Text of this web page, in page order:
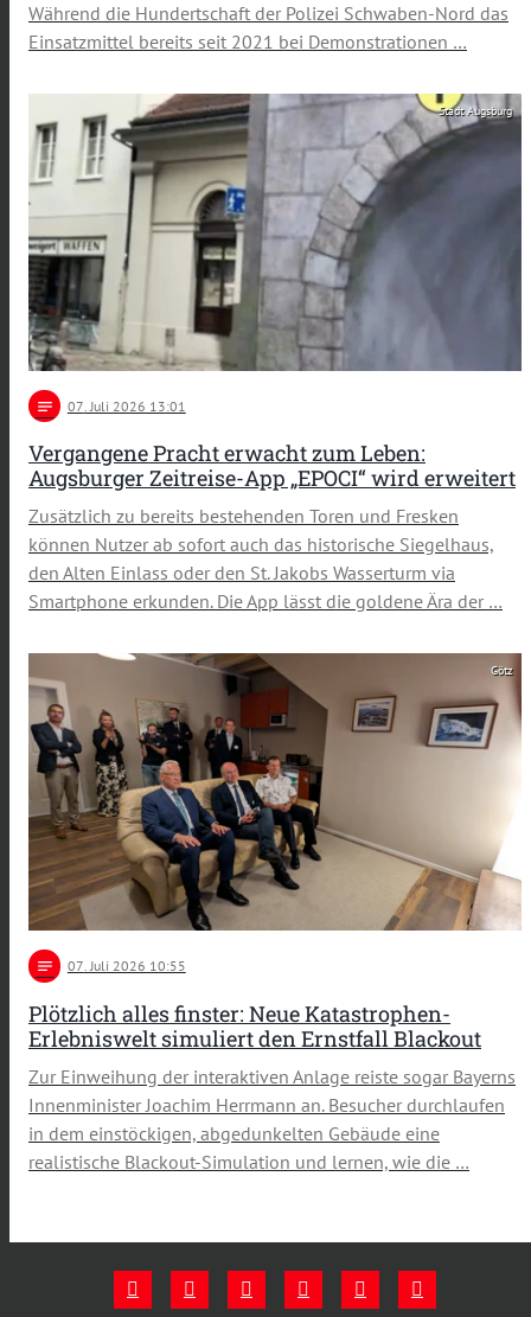
Während die Hundertschaft der Polizei Schwaben-Nord das
Einsatzmittel bereits seit 2021 bei Demonstrationen …
Stadt Augsburg
notes 07 . Juli 2026 13:01
Vergangene Pracht erwacht zum Leben:
Augsburger Zeitreise-App „EPOCI“ wird erweitert
Zusätzlich zu bereits bestehenden Toren und Fresken
können Nutzer ab sofort auch das historische Siegelhaus,
den Alten Einlass oder den St. Jakobs Wasserturm via
Smartphone erkunden. Die App lässt die goldene Ära der …
Götz
notes 07. Juli 2026 10:55
Plötzlich alles finster: Neue Katastrophen-
Erlebniswelt simuliert den Ernstfall Blackout
Zur Einweihung der interaktiven Anlage reiste sogar Bayerns
Innenminister Joachim Herrmann an. Besucher durchlaufen
in dem einstöckigen, abgedunkelten Gebäude eine
realistische Blackout-Simulation und lernen, wie die …